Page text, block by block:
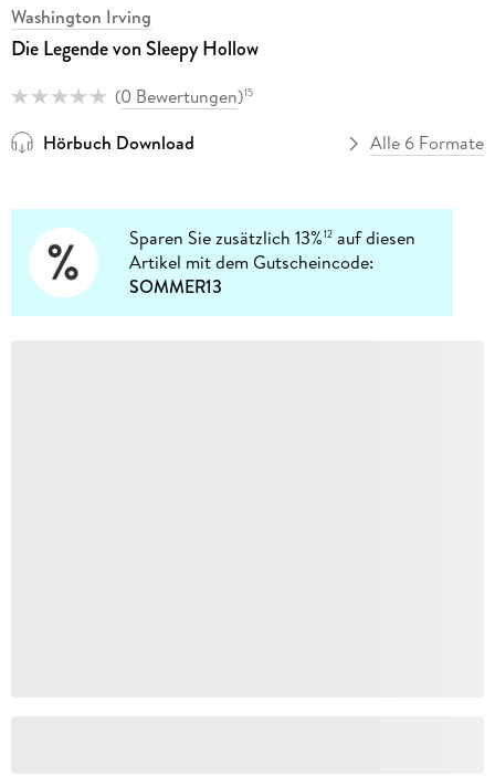
Washington Irving
Die Legende von Sleepy Hollow
(0 Bewertungen)15
Hörbuch Download Alle 6 Formate
Sparen Sie zusätzlich 13%12 auf diesen
Artikel mit dem Gutscheincode:
SOMMER13